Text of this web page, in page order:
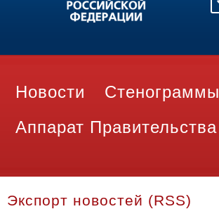
Новости Стенограммы
Аппарат Правительства
Экспорт новостей (RSS)